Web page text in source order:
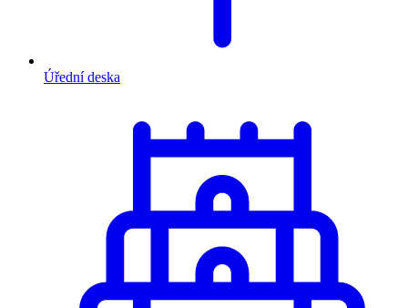
Úřední deska